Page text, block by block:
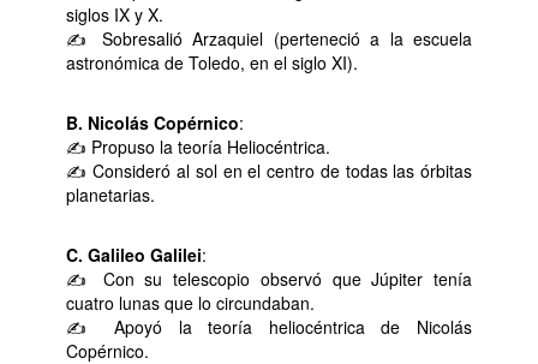
siglos IX y X.
✍ Sobresalió Arzaquiel (perteneció a la escuela
astronómica de Toledo, en el siglo XI).
B. Nicolás Copérnico:
✍ Propuso la teoría Heliocéntrica.
✍ Consideró al sol en el centro de todas las órbitas
planetarias.
C. Galileo Galilei:
✍ Con su telescopio observó que Júpiter tenía
cuatro lunas que lo circundaban.
✍ Apoyó la teoría heliocéntrica de Nicolás
Copérnico.